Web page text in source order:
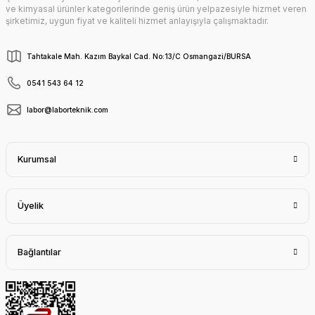
ve kimyasal ürünler kategorilerinde geniş ürün yelpazesiyle hizmet veren
şirketimiz, uygun fiyat ve kaliteli hizmet anlayışıyla çalışmaktadır.
Tahtakale Mah. Kazım Baykal Cad. No:13/C Osmangazi/BURSA
0541 543 64 12
labor@laborteknik.com
Kurumsal
Üyelik
Bağlantılar